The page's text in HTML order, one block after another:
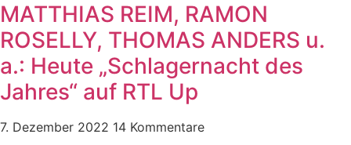
MATTHIAS REIM, RAMON
ROSELLY, THOMAS ANDERS u.
a.: Heute „Schlagernacht des
Jahres“ auf RTL Up
7. Dezember 2022 14 Kommentare